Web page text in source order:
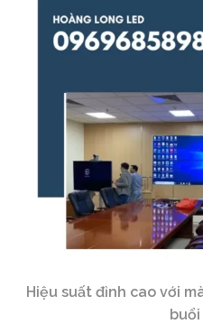
Hiệu suất đỉnh cao với
buổi